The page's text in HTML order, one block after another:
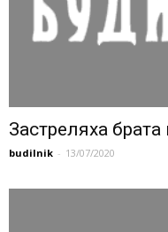
Застреляха
budilnik - 13/07/2020